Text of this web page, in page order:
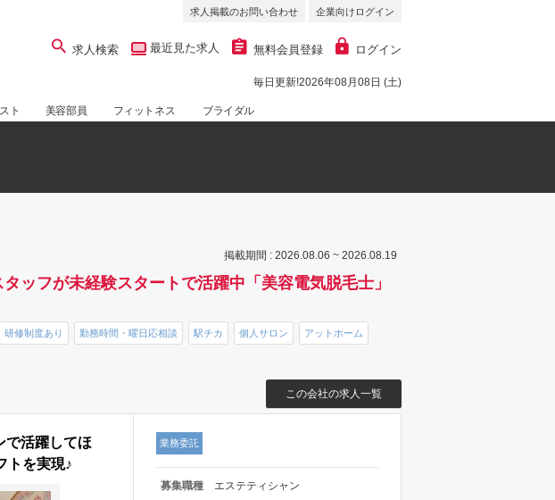
求人掲載のお問い合わせ 企業向けログイン
求人検索 最近見た求人 無料会員登録 ログイン
毎日更新!2026年08月08日 (土)
ト 美容部員 フィットネス ブライダル
掲載期間 : 2026.08.06 ~ 2026.08.19
ッフが未経験スタートで活躍中「美容電気脱毛士」
研修制度あり 勤務時間・曜日応相談 駅チカ 個人サロン アットホーム
この会社の求人一覧
で活躍してほ
トを実現♪
業務委託
募集職種 エステティシャン